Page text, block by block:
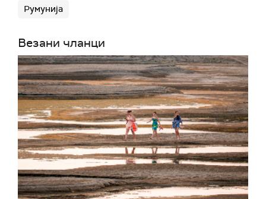
Румунија
Везани чланци